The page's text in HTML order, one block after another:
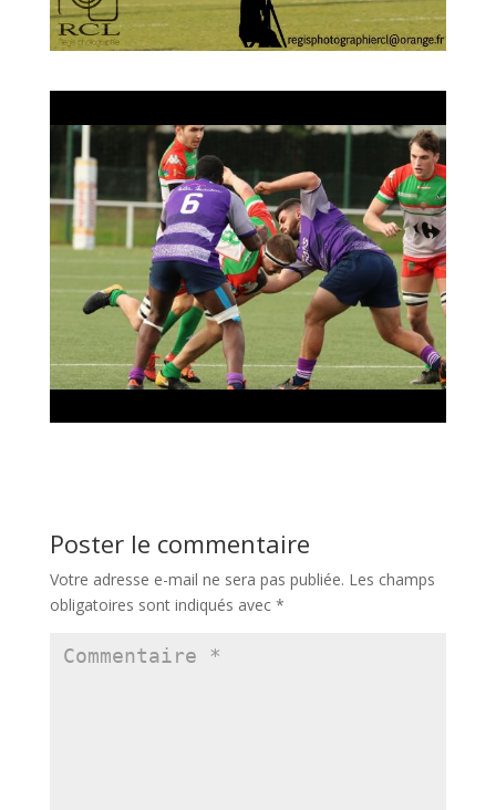
Poster le commentaire
Votre adresse e-mail ne sera pas publiée. Les champs
obligatoires sont indiqués avec *